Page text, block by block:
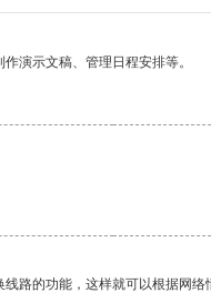
演示文稿、管理日程安排等。
的功能，这样就可以根据网络